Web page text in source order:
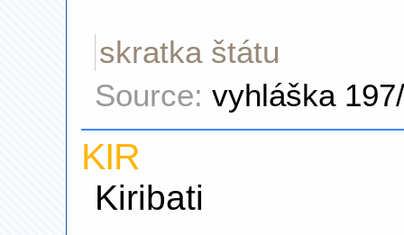
skratka štátu
Source: vyhláška
KIR
Kiribati